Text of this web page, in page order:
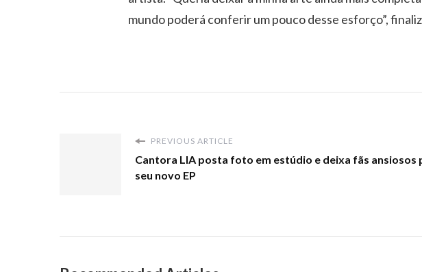
mundo poderá conferir um pouco desse esforço”,
PREVIOUS ARTICLE
Cantora LIA posta foto em estúdio e deixa fãs ansiosos
seu novo EP